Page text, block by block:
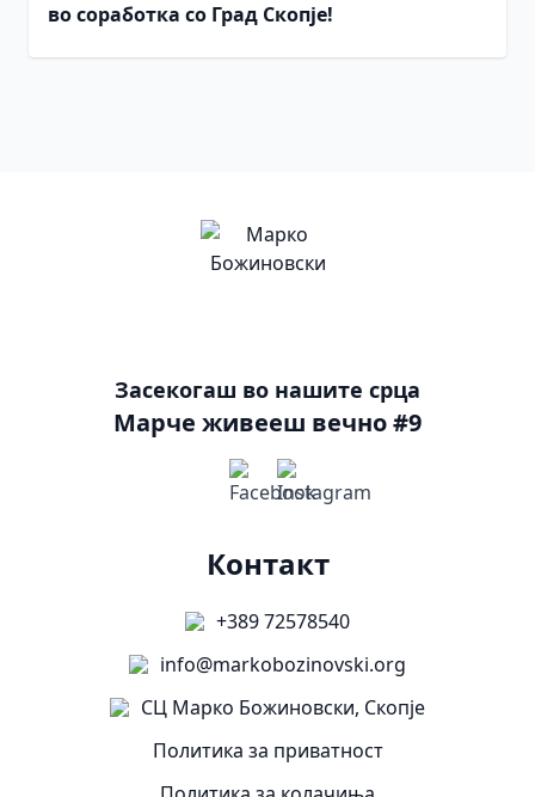
во соработка со Град Скопје!
Засекогаш во нашите срца
Марче живееш вечно #9
Контакт
+389 72578540
info@markobozinovski.org
СЦ Марко Божиновски, Скопје
Политика за приватност